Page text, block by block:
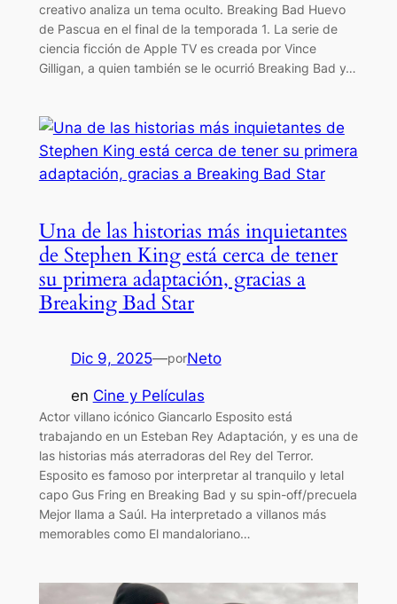
creativo analiza un tema oculto. Breaking Bad Huevo
de Pascua en el final de la temporada 1. La serie de
ciencia ficción de Apple TV es creada por Vince
Gilligan, a quien también se le ocurrió Breaking Bad y…
Una de las historias más inquietantes
de Stephen King está cerca de tener
su primera adaptación, gracias a
Breaking Bad Star
Dic 9, 2025—porNeto
en Cine y Películas
Actor villano icónico Giancarlo Esposito está
trabajando en un Esteban Rey Adaptación, y es una de
las historias más aterradoras del Rey del Terror.
Esposito es famoso por interpretar al tranquilo y letal
capo Gus Fring en Breaking Bad y su spin-off/precuela
Mejor llama a Saúl. Ha interpretado a villanos más
memorables como El mandaloriano…